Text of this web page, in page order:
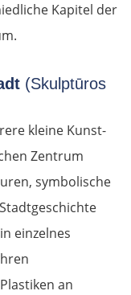
Kapitel der
(Skulptūros
kleine Kunst-
Zentrum
symbolische
einzelnes
an